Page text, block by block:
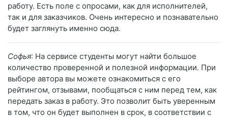
работу. Есть поле с опросами, как для исполнителей,
так и для заказчиков. Очень интересно и познавательно
будет заглянуть именно сюда.
Софья: На сервисе студенты могут найти большое
количество проверенной и полезной информации. При
выборе автора вы можете ознакомиться с его
рейтингом, отзывами, пообщаться с ним перед тем, как
передать заказ в работу. Это позволит быть уверенным
в том, что он будет выполнен в срок, в соответствии с